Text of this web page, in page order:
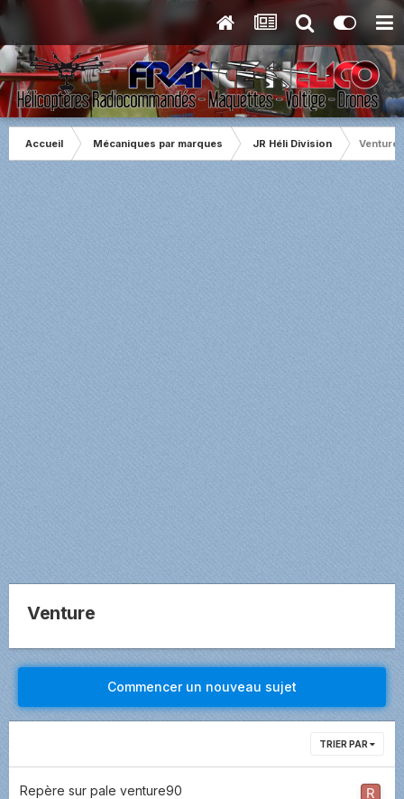
Accueil Mécaniques par marques JR Héli Division Venture
Venture
Commencer un nouveau sujet
TRIER PAR
Repère sur pale venture90